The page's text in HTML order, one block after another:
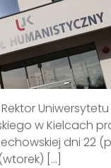
w Kielcach
dni 22
[…]